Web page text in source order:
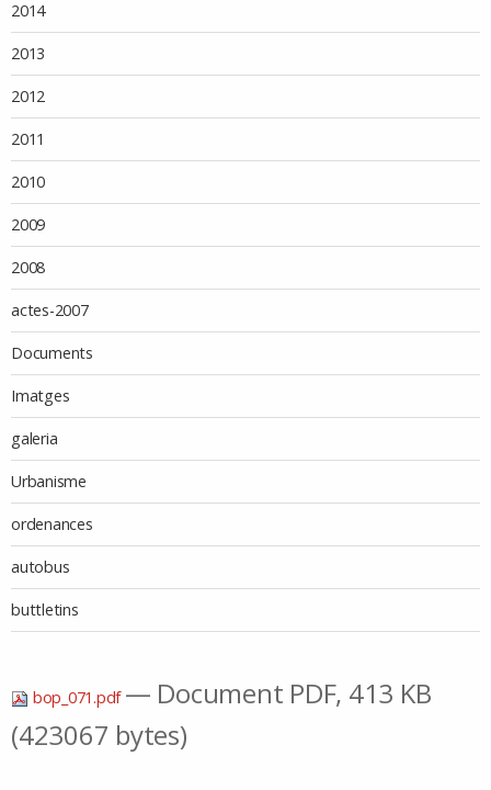
2014
2013
2012
2011
2010
2009
2008
actes-2007
Documents
Imatges
galeria
Urbanisme
ordenances
autobus
buttletins
bop_071.pdf — Document PDF, 413 KB
(423067 bytes)